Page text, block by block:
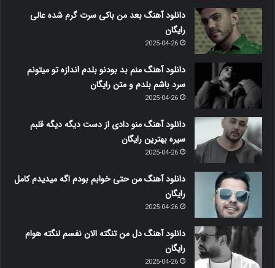
دانلود آهنگ بعد من باکی سرت گرم شده عالی
رایگان
2025-04-26
دانلود آهنگ منم بد بودنو بلدم اندازه تو میتونم
سرد باشم بلدم و متن رایگان
2025-04-26
دانلود آهنگ منو دادی از دست دیگه دیگه قلبم
سیره بهترین رایگان
2025-04-26
دانلود آهنگ من حتی خوابم بودم اگه میدیدم کامل
رایگان
2025-04-26
دانلود آهنگ دل من تنگته الان نفسم لنگته هوام
رایگان
2025-04-26